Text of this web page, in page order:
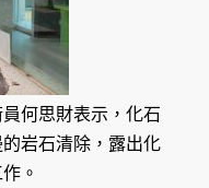
何思財表示，化石
岩石清除，露出化
。